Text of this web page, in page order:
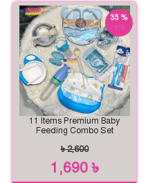
35 %
11 Items Premium Baby
Feeding Combo Set
৳ 2,600
1,690 ৳